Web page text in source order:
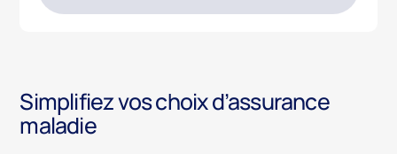
Simplifiez vos choix d’assurance
maladie